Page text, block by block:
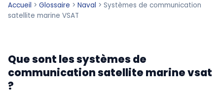
Accueil > Glossaire > Naval > Systèmes de communication
satellite marine VSAT
Que sont les systèmes de
communication satellite marine vsat
?